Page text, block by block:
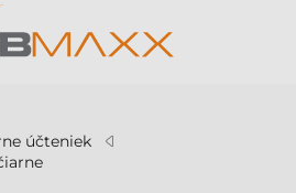
účteniek